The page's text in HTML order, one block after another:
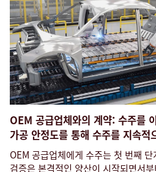
OEM 공급업체와의 계약: 수주를
가공 안정도를 통해 수주를 지속적
OEM 공급업체에게 수주는 첫 번째
검증은 본격적인 양산이 시작되면서